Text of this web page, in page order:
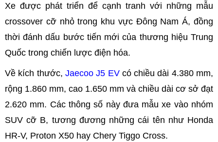
Xe được phát triển để cạnh tranh với những mẫu
crossover cỡ nhỏ trong khu vực Đông Nam Á, đồng
thời đánh dấu bước tiến mới của thương hiệu Trung
Quốc trong chiến lược điện hóa.
Về kích thước, Jaecoo J5 EV có chiều dài 4.380 mm,
rộng 1.860 mm, cao 1.650 mm và chiều dài cơ sở đạt
2.620 mm. Các thông số này đưa mẫu xe vào nhóm
SUV cỡ B, tương đương những cái tên như Honda
HR-V, Proton X50 hay Chery Tiggo Cross.